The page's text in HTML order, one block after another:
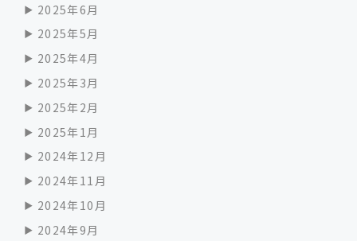
2025年6月
2025年5月
2025年4月
2025年3月
2025年2月
2025年1月
2024年12月
2024年11月
2024年10月
2024年9月